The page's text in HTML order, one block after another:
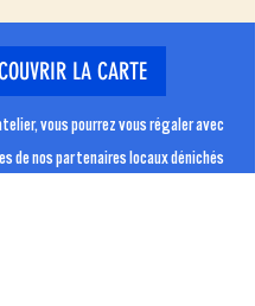
LA CARTE
vous pourrez vous régaler avec
de nos partenaires locaux dénichés